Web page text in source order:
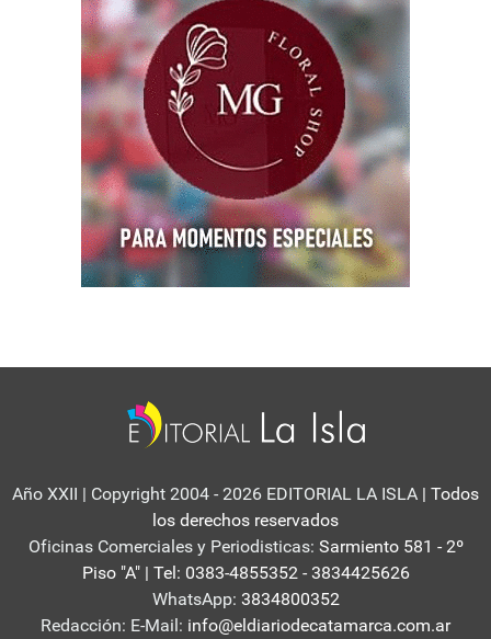
Año XXII | Copyright 2004 - 2026 EDITORIAL LA ISLA | Todos
los derechos reservados
Oficinas Comerciales y Periodisticas: Sarmiento 581 - 2º
Piso "A" | Tel: 0383-4855352 - 3834425626
WhatsApp: 3834800352
Redacción: E-Mail: info@eldiariodecatamarca.com.ar